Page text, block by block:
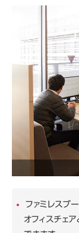
ファミレスブ
オフィスチェ